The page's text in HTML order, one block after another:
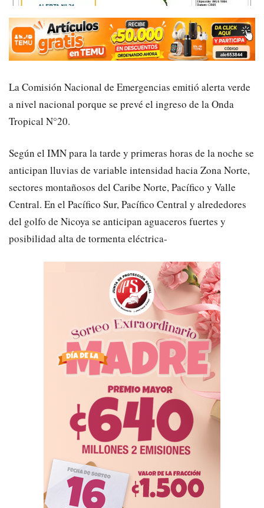
La Comisión Nacional de Emergencias emitió alerta verde
a nivel nacional porque se prevé el ingreso de la Onda
Tropical N°20.
Según el IMN para la tarde y primeras horas de la noche se
anticipan lluvias de variable intensidad hacia Zona Norte,
sectores montañosos del Caribe Norte, Pacífico y Valle
Central. En el Pacífico Sur, Pacífico Central y alrededores
del golfo de Nicoya se anticipan aguaceros fuertes y
posibilidad alta de tormenta eléctrica-